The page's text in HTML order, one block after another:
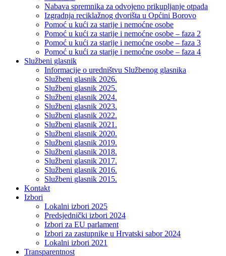
Nabava spremnika za odvojeno prikupljanje otpada
Izgradnja reciklažnog dvorišta u Općini Borovo
Pomoć u kući za starije i nemoćne osobe
Pomoć u kući za starije i nemoćne osobe – faza 2
Pomoć u kući za starije i nemoćne osobe – faza 3
Pomoć u kući za starije i nemoćne osobe – faza 4
Službeni glasnik
Informacije o uredništvu Službenog glasnika
Službeni glasnik 2026.
Službeni glasnik 2025.
Službeni glasnik 2024.
Službeni glasnik 2023.
Službeni glasnik 2022.
Službeni glasnik 2021.
Službeni glasnik 2020.
Službeni glasnik 2019.
Službeni glasnik 2018.
Službeni glasnik 2017.
Službeni glasnik 2016.
Službeni glasnik 2015.
Kontakt
Izbori
Lokalni izbori 2025
Predsjednički izbori 2024
Izbori za EU parlament
Izbori za zastupnike u Hrvatski sabor 2024
Lokalni izbori 2021
Transparentnost